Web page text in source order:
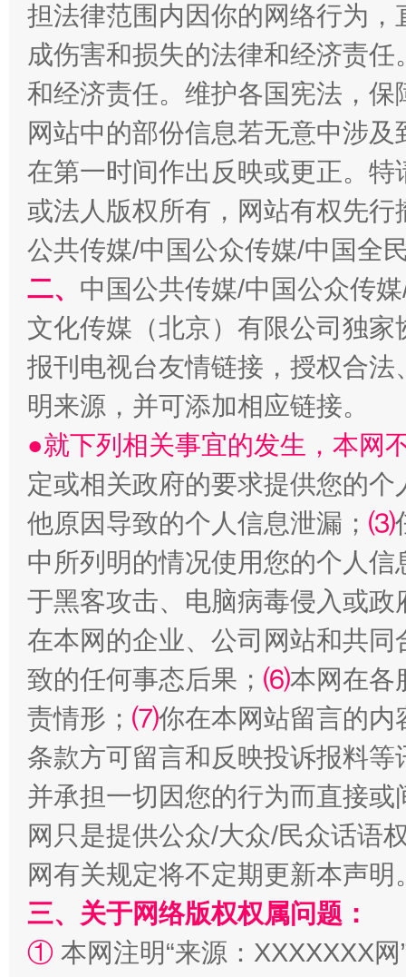
习近平的博鳌关键词
魏明亮
生
揭批美国五大"原罪" "炒
解纷+调解+退费，一次搞定
担法律范围内因你的网络行为
成伤害和损失的法律和经济责
和经济责任。维护各国宪法，
网站中的部份信息若无意中涉
在第一时间作出反映或更正。
或法人版权所有，网站有权先
公共传媒/中国公众传媒/中国全
二、 中国公共传媒/中国公众传
文化传媒（北京）有限公司独
报刊电视台友情链接，授权合
明来源，并可添加相应链接。
●就下列相关事宜的发生，本网
定或相关政府的要求提供您的个
他原因导致的个人信息泄漏； ⑶
中所列明的情况使用您的个人
于黑客攻击、电脑病毒侵入或
在本网的企业、公司网站和共
致的任何事态后果； ⑹本网在各
责情形； ⑺你在本网站留言的内
条款方可留言和反映投诉报料
并承担一切因您的行为而直接
网只是提供公众/大众/民众话语
网有关规定将不定期更新本声明
三、关于网络版权权属问题：
① 本网注明“来源：XXXXXXX